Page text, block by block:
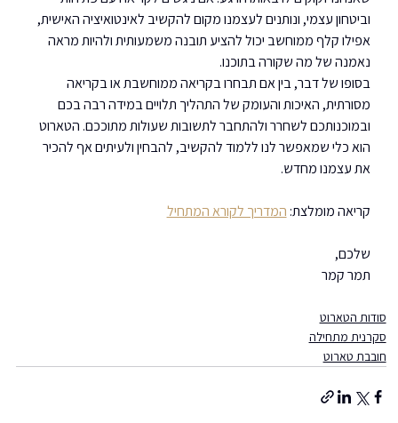
וביטחון עצמי, ונותנים לעצמנו מקום להקשיב לאינטואיציה האישית,
אפילו קלף ממוחשב יכול להציע תובנה משמעותית ולהיות מראה
נאמנה של מה שקורה בתוכנו.
בסופו של דבר, בין אם תבחרו בקריאה ממוחשבת או בקריאה
מסורתית, האיכות והעומק של התהליך תלויים במידה רבה בכם
ובמוכנותכם לשחרר ולהתחבר לתשובות שעולות מתוככם. הטארוט
הוא כלי שמאפשר לנו ללמוד להקשיב, להבחין ולעיתים אף להכיר
את עצמנו מחדש.
קריאה מומלצת: המדריך לקורא המתחיל
שלכם,
תמר קמר
סודות הטארוט
סקרנית מתחילה
חובבת טארוט